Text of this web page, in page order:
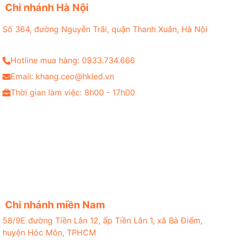
Chi nhánh Hà Nội
Số 364, đường Nguyễn Trãi, quận Thanh Xuân, Hà Nội
Hotline mua hàng: 0933.734.666
Email: khang.ceo@hkled.vn
Thời gian làm việc: 8h00 - 17h00
Chi nhánh miền Nam
58/9E đường Tiền Lân 12, ấp Tiền Lân 1, xã Bà Điểm,
huyện Hóc Môn, TPHCM